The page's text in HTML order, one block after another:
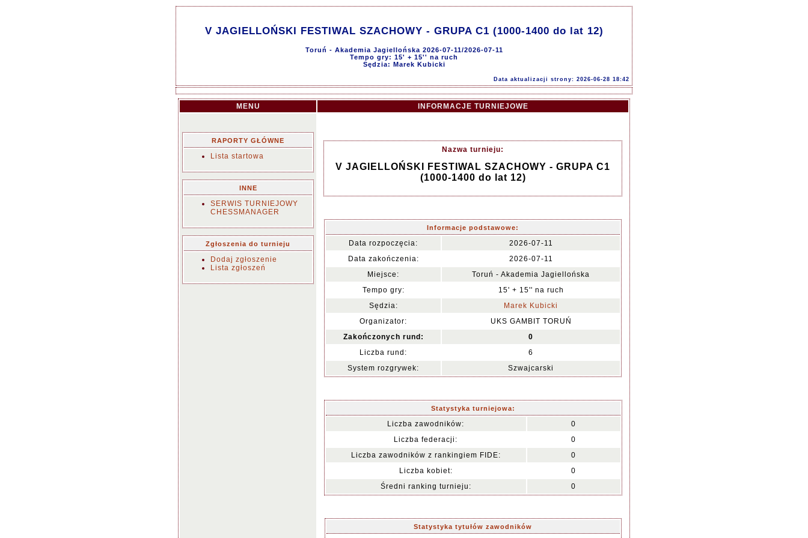
V JAGIELLOŃSKI FESTIWAL SZACHOWY - GRUPA C1 (1000-1400 do lat 12)
Toruń - Akademia Jagiellońska 2026-07-11/2026-07-11
Tempo gry: 15' + 15'' na ruch
Sędzia: Marek Kubicki
Data aktualizacji strony: 2026-06-28 18:42
MENU INFORMACJE TURNIEJOWE
RAPORTY GŁÓWNE
Lista startowa
INNE
SERWIS TURNIEJOWY
CHESSMANAGER
Zgłoszenia do turnieju
Dodaj zgłoszenie
Lista zgłoszeń
Nazwa turnieju:
V JAGIELLOŃSKI FESTIWAL SZACHOWY - GRUPA C1
(1000-1400 do lat 12)
Informacje podstawowe:
Data rozpoczęcia:
2026-07-11
Data zakończenia:
2026-07-11
Miejsce:
Toruń - Akademia Jagiellońska
Tempo gry:
15' + 15'' na ruch
Sędzia:
Marek Kubicki
Organizator:
UKS GAMBIT TORUŃ
Zakończonych rund:
0
Liczba rund:
6
System rozgrywek:
Szwajcarski
Statystyka turniejowa:
Liczba zawodników:
0
Liczba federacji:
0
Liczba zawodników z rankingiem FIDE:
0
Liczba kobiet:
0
Średni ranking turnieju:
0
Statystyka tytułów zawodników